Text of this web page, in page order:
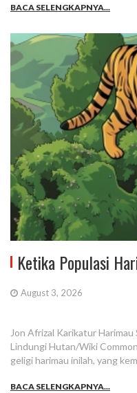
BACA SELENGKAPNYA...
Ketika Populasi
August 3, 2026
Jon Afrizal Karikatur
Lindungi Hutan/Wiki
geligi harimau inilah, yang
BACA SELENGKAPNYA...